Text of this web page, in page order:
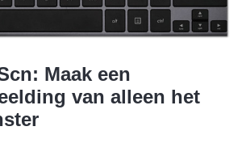
Maak een
van alleen het